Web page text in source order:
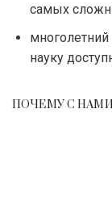
самых
науку
ПОЧЕМУ С